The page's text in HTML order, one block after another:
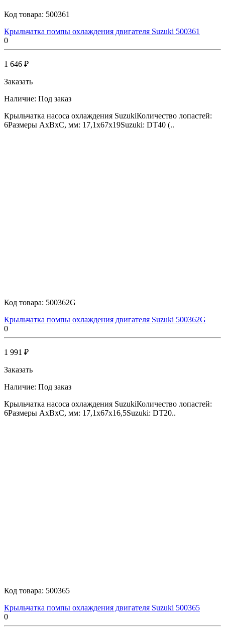
Код товара: 500361
Крыльчатка помпы охлаждения двигателя Suzuki 500361
0
1 646 ₽
Заказать
Наличие: Под заказ
Крыльчатка насоса охлаждения SuzukiКоличество лопастей:
6Размеры AxBxC, мм: 17,1x67x19Suzuki: DT40 (..
Код товара: 500362G
Крыльчатка помпы охлаждения двигателя Suzuki 500362G
0
1 991 ₽
Заказать
Наличие: Под заказ
Крыльчатка насоса охлаждения SuzukiКоличество лопастей:
6Размеры AxBxC, мм: 17,1x67x16,5Suzuki: DT20..
Код товара: 500365
Крыльчатка помпы охлаждения двигателя Suzuki 500365
0